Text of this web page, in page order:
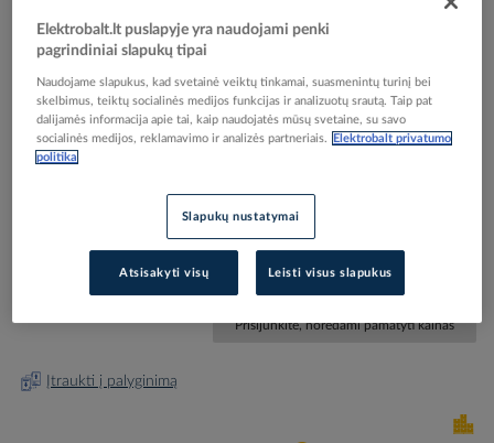
Skip
the
Reali prekė gali skirtis nuo pavaizduotos nuotraukoje
Šviestuvas į/ž LED 0.4W 24V DC IP68 3000K 5lm D-
Elektrobalt prekės kodas
Gamintojo prekės kodas
Prisijunkite, norėdami pamatyti kainas
Įtraukti į palyginimą
Elektrobalt.lt puslapyje yra naudojami penki
pagrindiniai slapukų tipai
Naudojame slapukus, kad svetainė veiktų tinkamai, suasmenintų turinį bei
skelbimus, teiktų socialinės medijos funkcijas ir analizuotų srautą. Taip pat
dalijamės informacija apie tai, kaip naudojatės mūsų svetaine, su savo
socialinės medijos, reklamavimo ir analizės partneriais.
Elektrobalt privatumo
politika
Slapukų nustatymai
Atsisakyti visų Leisti visus slapukus